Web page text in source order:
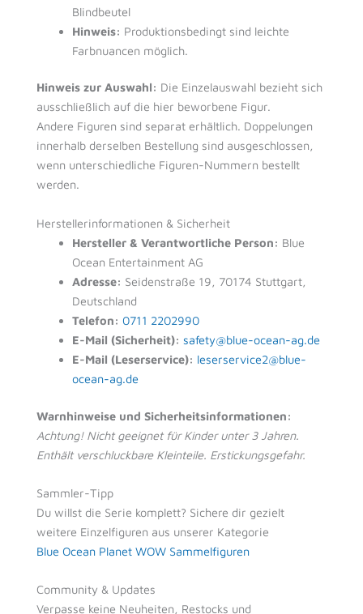
Blindbeutel
Hinweis: Produktionsbedingt sind leichte
Farbnuancen möglich.
Hinweis zur Auswahl: Die Einzelauswahl bezieht sich
ausschließlich auf die hier beworbene Figur.
Andere Figuren sind separat erhältlich. Doppelungen
innerhalb derselben Bestellung sind ausgeschlossen,
wenn unterschiedliche Figuren-Nummern bestellt
werden.
Herstellerinformationen & Sicherheit
Hersteller & Verantwortliche Person: Blue
Ocean Entertainment AG
Adresse: Seidenstraße 19, 70174 Stuttgart,
Deutschland
Telefon: 0711 2202990
E-Mail (Sicherheit): safety@blue-ocean-ag.de
E-Mail (Leserservice): leserservice2@blue-
ocean-ag.de
Warnhinweise und Sicherheitsinformationen:
Achtung! Nicht geeignet für Kinder unter 3 Jahren.
Enthält verschluckbare Kleinteile. Erstickungsgefahr.
Sammler-Tipp
Du willst die Serie komplett? Sichere dir gezielt
weitere Einzelfiguren aus unserer Kategorie
Blue Ocean Planet WOW Sammelfiguren
Community & Updates
Verpasse keine Neuheiten, Restocks und